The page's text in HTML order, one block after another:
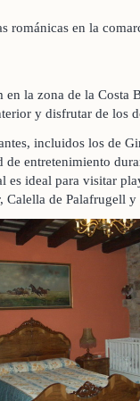
románicas en la
la zona de la Costa
y disfrutar de los
incluidos los de
de entretenimiento
es ideal para visitar
Calella de Palafrugell y